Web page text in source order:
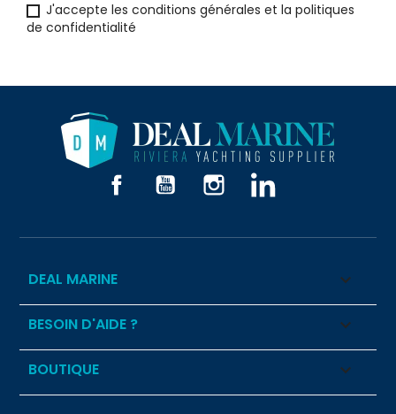
J'accepte les conditions générales et la politiques
de confidentialité
FacebookYouTube Instagram
DEAL MARINE 
BESOIN D'AIDE ? 
BOUTIQUE 